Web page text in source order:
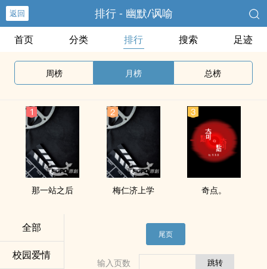
返回 排行 - 幽默/讽喻
首页 分类 排行 搜索 足迹
周榜 月榜 总榜
那一站之后 梅仁济上学 奇点。
全部
校园爱情
尾页
输入页数